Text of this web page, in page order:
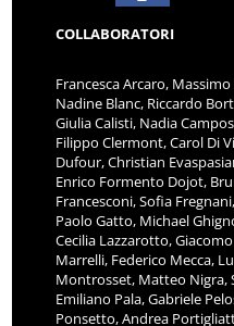
COLLABORATORI
Francesca Arcaro,
Nadine Blanc, Riccardo
Giulia Calisti, Nadia
Filippo Clermont, Carol Di
Dufour, Christian
Enrico Formento Dojot,
Francesconi, Sofia
Paolo Gatto, Michael
Cecilia Lazzarotto,
Marrelli, Federico Mecca,
Montrosset, Matteo Nigra,
Emiliano Pala, Gabriele
Ponsetto, Andrea